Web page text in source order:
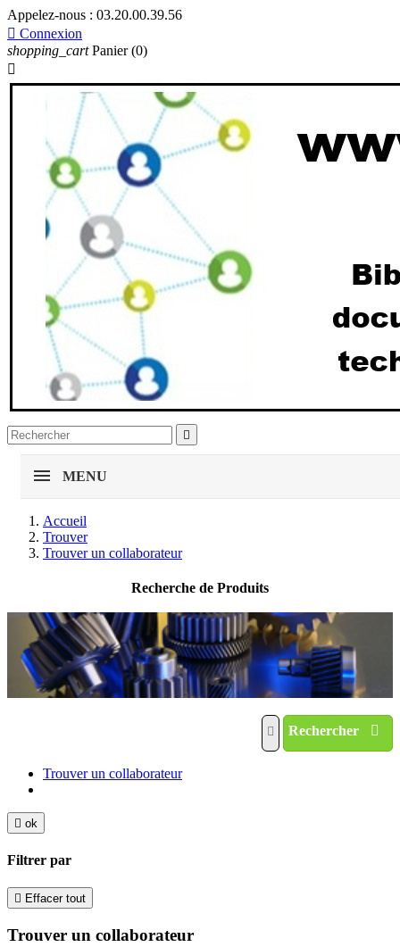
Appelez-nous : 03.20.00.39.56
 Connexion
shopping_cart Panier (0)


MENU
Accueil
Trouver
Trouver un collaborateur
Recherche de Produits
Rechercher
Trouver un collaborateur
 ok
Filtrer par
 Effacer tout
Trouver un collaborateur